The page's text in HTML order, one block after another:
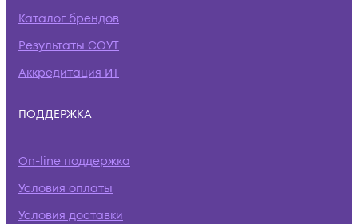
Каталог брендов
Результаты СОУТ
Аккредитация ИТ
ПОДДЕРЖКА
On-line поддержка
Условия оплаты
Условия доставки